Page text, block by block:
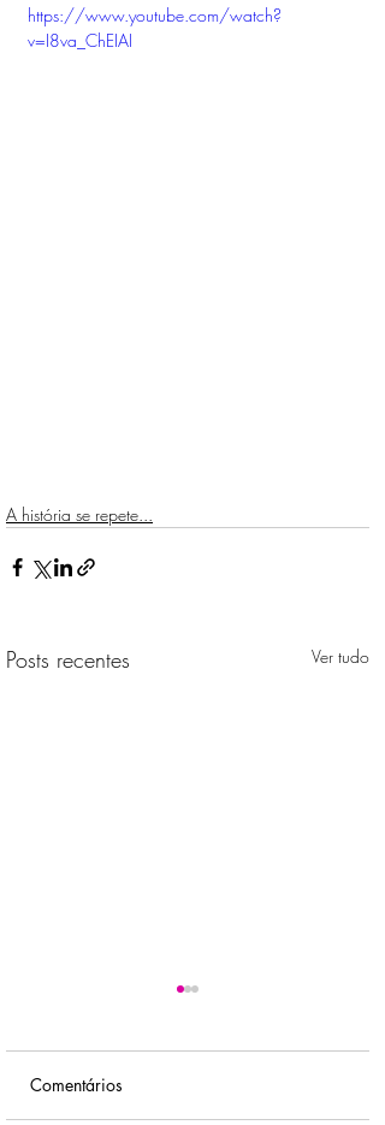
https://www.youtube.com/watch?
v=I8va_ChEIAI
A história se repete...
Posts recentes Ver tudo
Comentários